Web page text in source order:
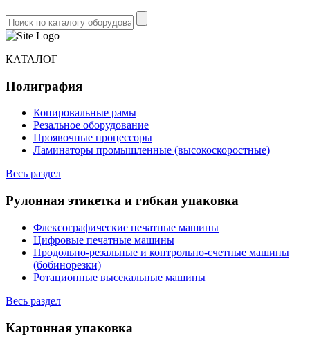
КАТАЛОГ
Полиграфия
Копировальные рамы
Резальное оборудование
Проявочные процессоры
Ламинаторы промышленные (высокоскоростные)
Весь раздел
Рулонная этикетка и гибкая упаковка
Флексографические печатные машины
Цифровые печатные машины
Продольно-резальные и контрольно-счетные машины
(бобинорезки)
Ротационные высекальные машины
Весь раздел
Картонная упаковка